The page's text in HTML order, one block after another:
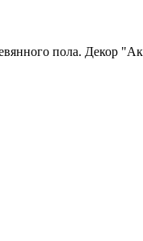
пола. ​Декор